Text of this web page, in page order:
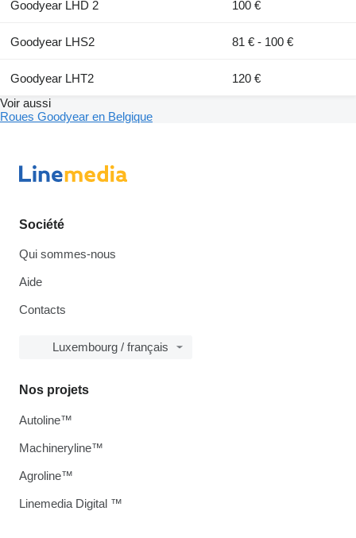
Goodyear LHD 2 100 €
Goodyear LHS2 81 € - 100 €
Goodyear LHT2
120 €
Voir aussi
Roues Goodyear en Belgique
Société
Qui sommes-nous
Aide
Contacts
Luxembourg / français
Nos projets
Autoline™
Machineryline™
Agroline™
Linemedia Digital ™